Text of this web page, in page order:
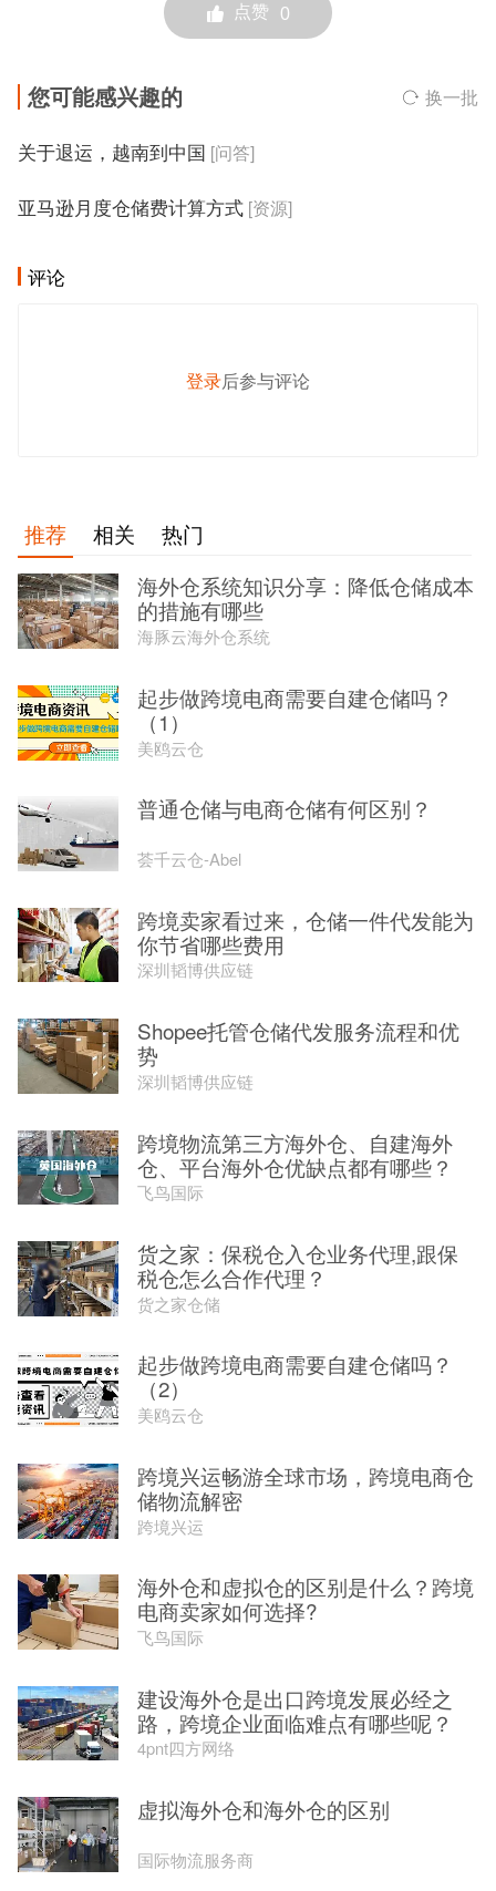
点赞 0
您可能感兴趣的 换一批
关于退运，越南到中国 [问答]
亚马逊月度仓储费计算方式 [资源]
评论
登录后参与评论
推荐 相关
热门
海外仓系统知识分享：降低仓储成本
的措施有哪些
海豚云海外仓系统
起步做跨境电商需要自建仓储吗？
（1）
美鸥云仓
普通仓储与电商仓储有何区别？
荟千云仓-Abel
跨境卖家看过来，仓储一件代发能为
你节省哪些费用
深圳韬博供应链
Shopee托管仓储代发服务流程和优
势
深圳韬博供应链
跨境物流第三方海外仓、自建海外
仓、平台海外仓优缺点都有哪些？
飞鸟国际
货之家：保税仓入仓业务代理,跟保
税仓怎么合作代理？
货之家仓储
起步做跨境电商需要自建仓储吗？
（2）
美鸥云仓
跨境兴运畅游全球市场，跨境电商仓
储物流解密
跨境兴运
海外仓和虚拟仓的区别是什么？跨境
电商卖家如何选择?
飞鸟国际
建设海外仓是出口跨境发展必经之
路，跨境企业面临难点有哪些呢？
4pnt四方网络
虚拟海外仓和海外仓的区别
国际物流服务商